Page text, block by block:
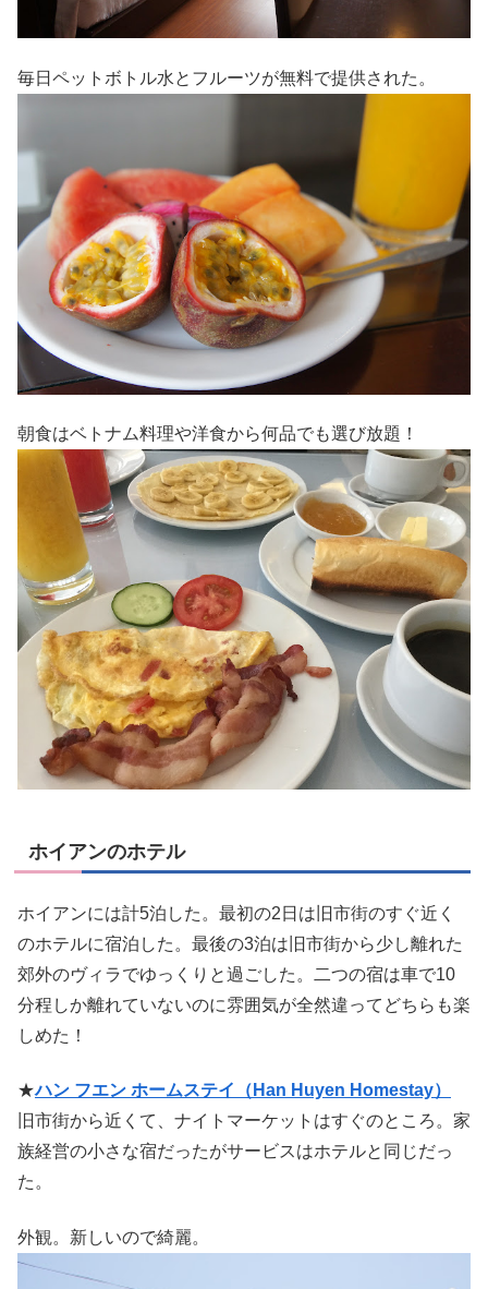
毎日ペットボトル水とフルーツが無料で提供された。
朝食はベトナム料理や洋食から何品でも選び放題！
ホイアンのホテル
ホイアンには計5泊した。最初の2日は旧市街のすぐ近く
のホテルに宿泊した。最後の3泊は旧市街から少し離れた
郊外のヴィラでゆっくりと過ごした。二つの宿は車で10
分程しか離れていないのに雰囲気が全然違ってどちらも楽
しめた！
★ハン フエン ホームステイ（Han Huyen Homestay）
旧市街から近くて、ナイトマーケットはすぐのところ。家
族経営の小さな宿だったがサービスはホテルと同じだっ
た。
外観。新しいので綺麗。